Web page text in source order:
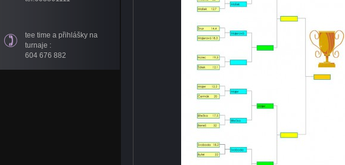
tee time a přihlášky na
turnaje :
604 676 882